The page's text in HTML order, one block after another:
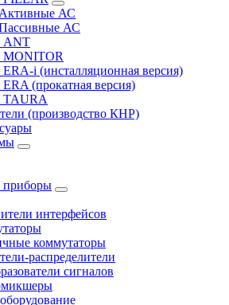
Активные АС
АС
ANT
MONITOR
i (инсталляционная версия)
(прокатная версия)
TAURA
(производство КНР)
приборы
интерфейсов
коммутаторы
распределители
сигналов